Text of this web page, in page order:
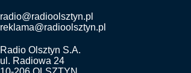
radio@radioolsztyn.pl
reklama@radioolsztyn.pl
Radio Olsztyn S.A.
ul. Radiowa 24